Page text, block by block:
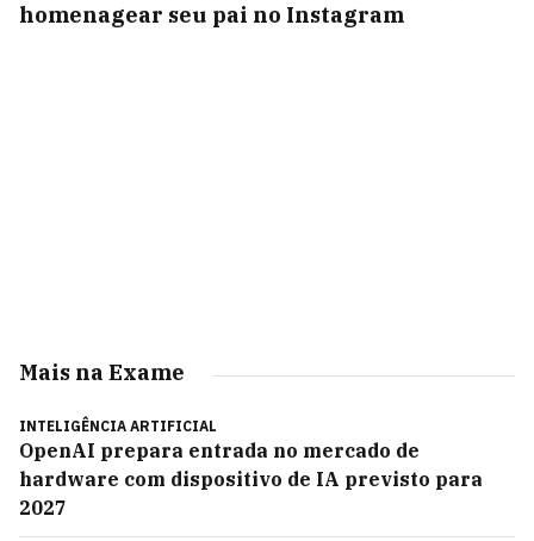
homenagear seu pai no Instagram
Mais na Exame
INTELIGÊNCIA ARTIFICIAL
OpenAI prepara entrada no mercado de
hardware com dispositivo de IA previsto para
2027